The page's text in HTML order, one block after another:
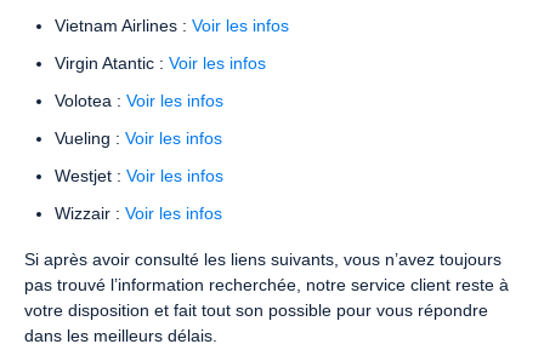
Vietnam Airlines : Voir les infos
Virgin Atantic : Voir les infos
Volotea : Voir les infos
Vueling : Voir les infos
Westjet : Voir les infos
Wizzair : Voir les infos
Si après avoir consulté les liens suivants, vous n’avez toujours
pas trouvé l’information recherchée, notre service client reste à
votre disposition et fait tout son possible pour vous répondre
dans les meilleurs délais.